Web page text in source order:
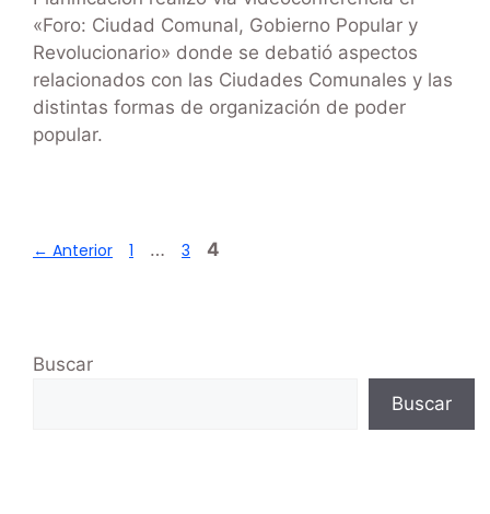
«Foro: Ciudad Comunal, Gobierno Popular y
Revolucionario» donde se debatió aspectos
relacionados con las Ciudades Comunales y las
distintas formas de organización de poder
popular.
← Anterior 1 … 3 4
Buscar
Buscar